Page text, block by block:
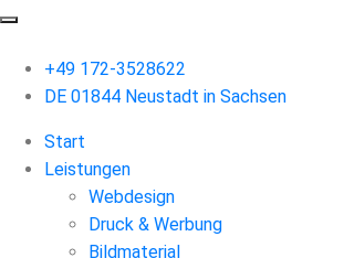
+49 172-3528622
DE 01844 Neustadt in Sachsen
Start
Leistungen
Webdesign
Druck & Werbung
Bildmaterial